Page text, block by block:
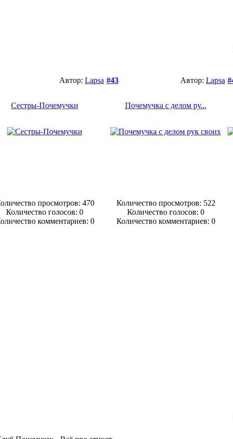
Автор: Lapsa
Сестры-Почемучки
просмотров: 470
Количество голосов: 0
комментариев: 0
#43 Автор: Lapsa
Почемучка с делом ру...
Количество просмотров: 522
Количество голосов: 0
Количество комментариев: 0